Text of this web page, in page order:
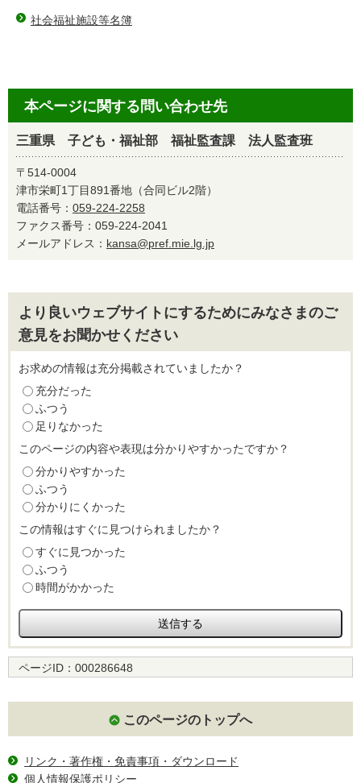
社会福祉施設等名簿
本ページに関する問い合わせ先
三重県 子ども・福祉部 福祉監査課 法人監査班
〒514-0004
津市栄町1丁目891番地（合同ビル2階）
電話番号： 059-224-2258
ファクス番号：059-224-2041
メールアドレス： kansa@pref.mie.lg.jp
より良いウェブサイトにするためにみなさまのご
意見をお聞かせください
お求めの情報は充分掲載されていましたか？
充分だった
ふつう
足りなかった
このページの内容や表現は分かりやすかったですか？
分かりやすかった
ふつう
分かりにくかった
この情報はすぐに見つけられましたか？
すぐに見つかった
ふつう
時間がかかった
ページID： 000286648
このページのトップへ
リンク・著作権・免責事項・ダウンロード
個人情報保護ポリシー